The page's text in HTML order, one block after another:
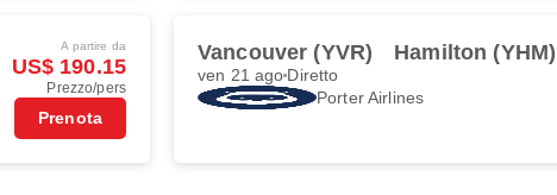
A partire da
US$ 190.15
Prezzo/pers
Prenota
Vancouver (YVR) Hamilton (YHM)
ven 21 ago Diretto
Porter Airlines